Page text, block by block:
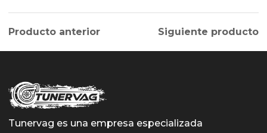
Producto anterior Siguiente producto
Tunervag es una empresa especializada